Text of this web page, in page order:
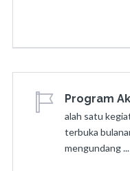
Program
alah satu
terbuka
mengundang ...